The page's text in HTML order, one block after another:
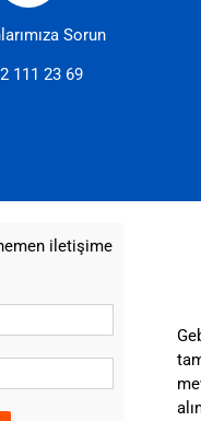
Sorun
111 23 69
iletişime